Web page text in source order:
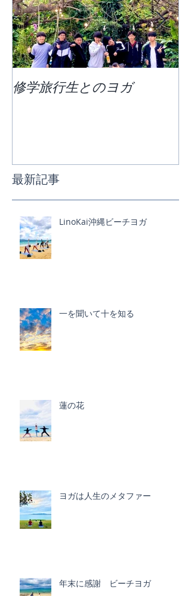
修学旅行生とのヨガ
最新記事
LinoKai沖縄ビーチヨガ
一を聞いて十を知る
蓮の花
ヨガは人生のメタファー
年末に感謝 ビーチヨガ